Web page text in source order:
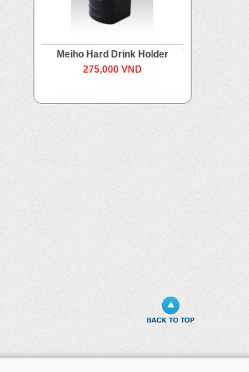
Meiho Hard Drink Holder
275,000 VND